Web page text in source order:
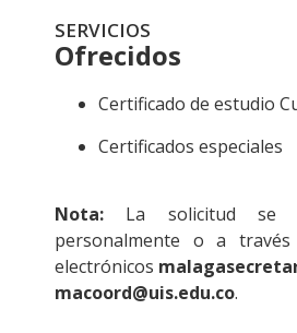
SERVICIOS
Ofrecidos
Certificado de estudio
Certificados especiales
Nota: La solicitud se
personalmente o a
electrónicos
macoord@uis.edu.co.